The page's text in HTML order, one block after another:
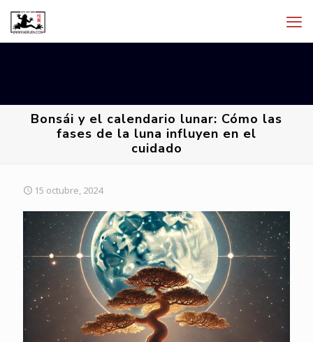
Bonsái y el calendario lunar: Cómo las
fases de la luna influyen en el
cuidado
15 octubre, 2024